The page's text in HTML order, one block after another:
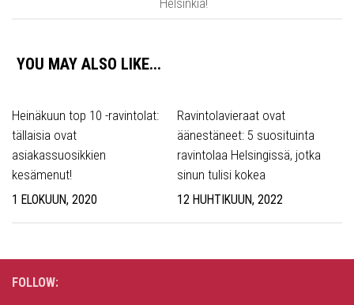
YOU MAY ALSO LIKE...
Heinäkuun top 10 -ravintolat:
tällaisia ovat
asiakassuosikkien
kesämenut!
1 ELOKUUN, 2020
Ravintolavieraat ovat
äänestäneet: 5 suosituinta
ravintolaa Helsingissä, jotka
sinun tulisi kokea
12 HUHTIKUUN, 2022
FOLLOW: